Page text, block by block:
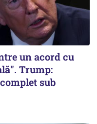
un acord cu
Trump:
sub